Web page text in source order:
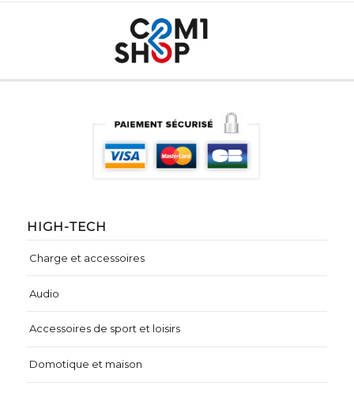
HIGH-TECH
Charge et accessoires
Audio
Accessoires de sport et loisirs
Domotique et maison